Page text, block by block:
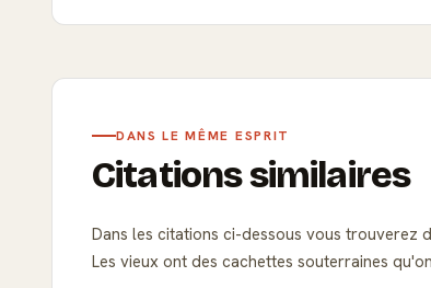
DANS LE MÊME ESPRIT
Citations similaires
Dans les citations ci-dessous vous trouverez
Les vieux ont des cachettes souterraines